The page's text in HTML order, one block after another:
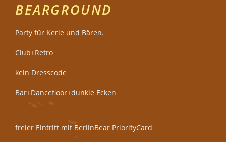
BEARGROUND
Party für Kerle und Bären.
Club+Retro
kein Dresscode
Bar+Dancefloor+dunkle Ecken
freier Eintritt mit BerlinBear PriorityCard